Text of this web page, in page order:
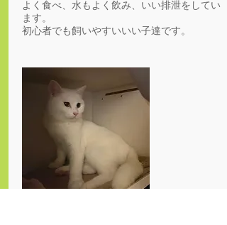
よく食べ、水もよく飲み、いい排泄をしてい
ます。
初心者でも飼いやすいいい子達です。